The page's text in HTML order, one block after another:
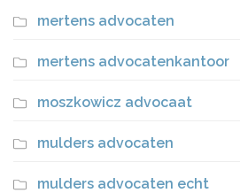
mertens advocaten
mertens advocatenkantoor
moszkowicz advocaat
mulders advocaten
mulders advocaten echt